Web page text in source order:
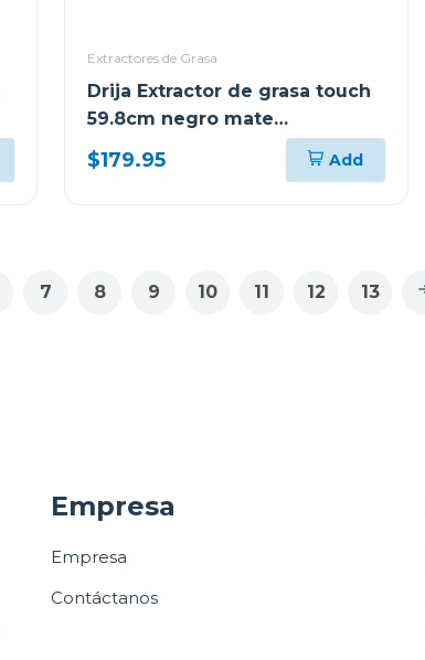
Extractores de Grasa
Drija Extractor de grasa touch
59.8cm negro mate
prismatouch60
$179.95 Add
7 8 9 10 11 12 13
Empresa
Empresa
Contáctanos